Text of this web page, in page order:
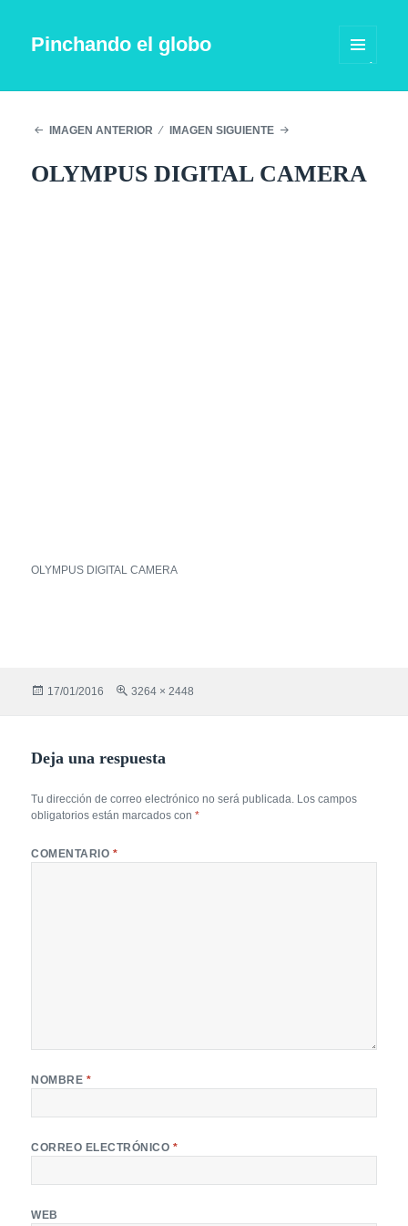
Pinchando el globo
WIDGETS
IMAGEN ANTERIOR IMAGEN SIGUIENTE
OLYMPUS DIGITAL CAMERA
OLYMPUS DIGITAL CAMERA
Publicado
17/01/2016
Tamaño
3264 × 2448
Deja una respuesta
Tu dirección de correo electrónico no será publicada. Los campos
obligatorios están marcados con*
COMENTARIO *
NOMBRE *
CORREO ELECTRÓNICO *
WEB